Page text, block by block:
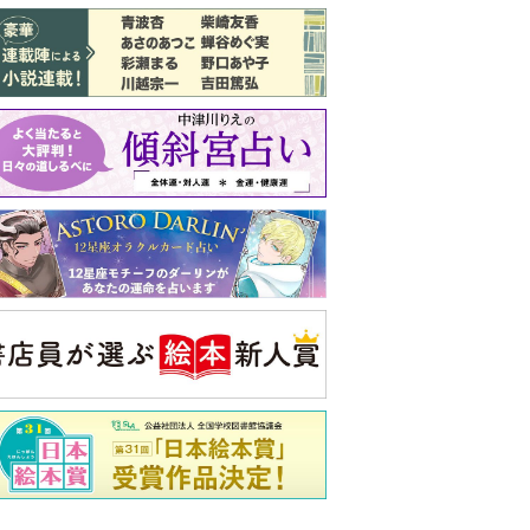
バックナンバー
注目トピ
義実家について、義弟が私へ怒りのLINE
ピアノの月謝、払うべき？
公論新社の本
三千円の使いかた
詳しくみる
フォメーション